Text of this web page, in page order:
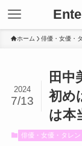
ホーム 俳優・女優・
田中
初め
は本
2024
7/13
俳優・女優・タレン